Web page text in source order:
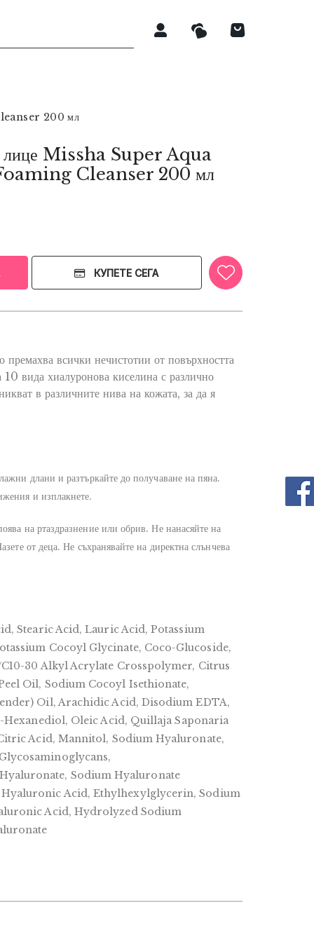
200 мл
лице Missha Super Aqua
Cleanser 200 мл
КУПЕТЕ СЕГА
всички нечистотии от повърхността
вида хиалуронова киселина с различно
в различните нива на кожата, за да я
длани и разтъркайте до получаване на пяна.
и изплакнете.
на ртаздразнение или обрив. Не нанасяйте на
от деца. Не съхранявайте на директна слънчева
Stearic Acid, Lauric Acid, Potassium
Cocoyl Glycinate, Coco-Glucoside,
30 Alkyl Acrylate Crosspolymer, Citrus
Oil, Sodium Cocoyl Isethionate,
Oil, Arachidic Acid, Disodium EDTA,
Hexanediol, Oleic Acid, Quillaja Saponaria
Acid, Mannitol, Sodium Hyaluronate,
Sodium Hyaluronate
Acid, Ethylhexylglycerin, Sodium
Acid, Hydrolyzed Sodium